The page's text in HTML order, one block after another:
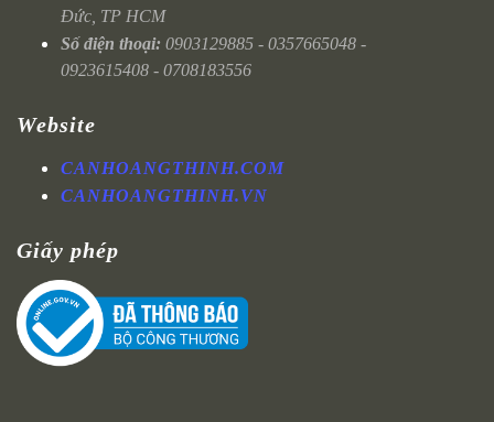
Đức, TP HCM
Số điện thoại: 0903129885 - 0357665048 -
0923615408 - 0708183556
Website
CANHOANGTHINH.COM
CANHOANGTHINH.VN
Giấy phép